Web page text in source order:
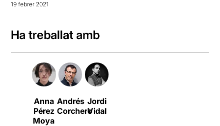
19 febrer 2021
Ha treballat amb
Anna
Pérez
Moya
Andrés
Corchero
Jordi
Vidal